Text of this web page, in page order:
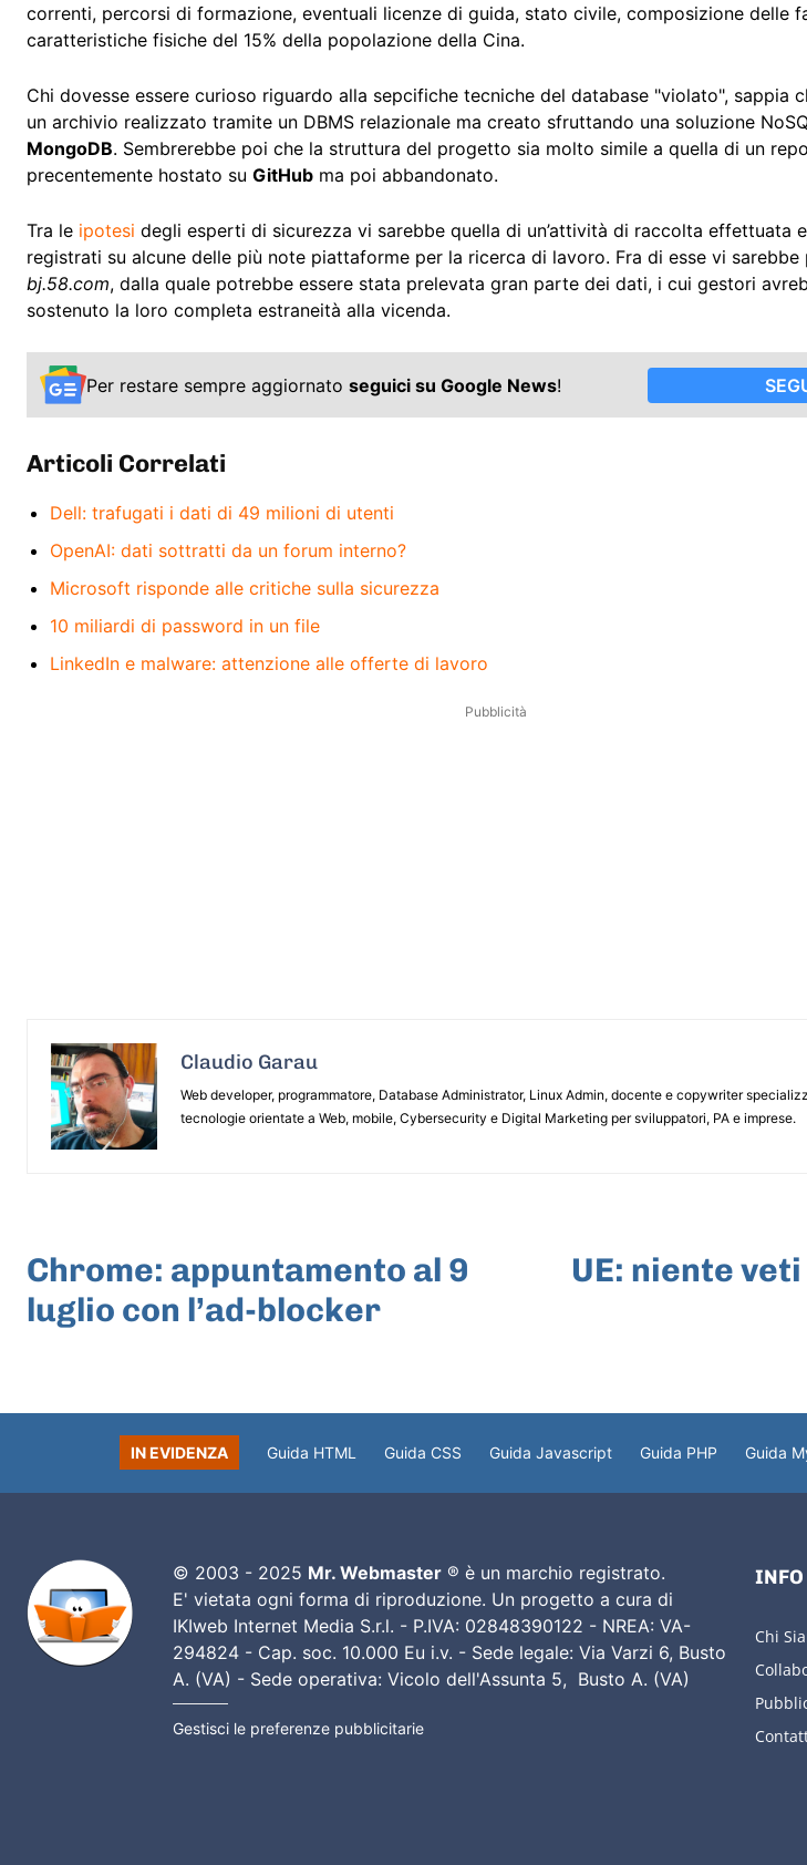
correnti, percorsi di formazione, eventuali licenze di guida, stato civile, composizione delle
caratteristiche fisiche del 15% della popolazione della Cina.
Chi dovesse essere curioso riguardo alla sepcifiche tecniche del database "violato", sappia
un archivio realizzato tramite un DBMS relazionale ma creato sfruttando una soluzione
MongoDB. Sembrerebbe poi che la struttura del progetto sia molto simile a quella di un
precentemente hostato su GitHub ma poi abbandonato.
Tra le ipotesi degli esperti di sicurezza vi sarebbe quella di un’attività di raccolta effettuata
registrati su alcune delle più note piattaforme per la ricerca di lavoro. Fra di esse vi sarebbe
bj.58.com, dalla quale potrebbe essere stata prelevata gran parte dei dati, i cui gestori
sostenuto la loro completa estraneità alla vicenda.
Per restare sempre aggiornato seguici su Google News!
Articoli Correlati
Dell: trafugati i dati di 49 milioni di utenti
OpenAI: dati sottratti da un forum interno?
Microsoft risponde alle critiche sulla sicurezza
10 miliardi di password in un file
LinkedIn e malware: attenzione alle offerte di lavoro
Pubblicità
Claudio Garau
Web developer, programmatore, Database Administrator, Linux Admin, docente e copywriter
tecnologie orientate a Web, mobile, Cybersecurity e Digital Marketing per sviluppatori, PA e imprese.
Chrome: appuntamento al 9
luglio con l’ad-blocker
UE: niente
IN EVIDENZA Guida HTML Guida CSS Guida Javascript Guida PHP Guida
© 2003 - 2025 Mr. Webmaster® è un marchio registrato.
E' vietata ogni forma di riproduzione. Un progetto a cura di
IKIweb Internet Media S.r.l. - P.IVA: 02848390122 - NREA: VA-
294824 - Cap. soc. 10.000 Eu i.v. - Sede legale: Via Varzi 6, Busto
A. (VA) - Sede operativa: Vicolo dell'Assunta 5, Busto A. (VA)
Gestisci le preferenze pubblicitarie
INFO
Chi